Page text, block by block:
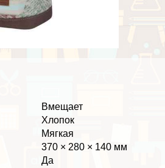
Вмещает
Хлопок
Мягкая
370 × 280 × 140 мм
Да